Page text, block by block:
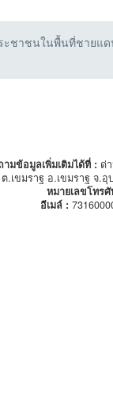
ะชาชนในพื้นที่ชายแด
มข้อมูลเพิ่มเติมได้ที่ : ด่
.เขมราฐ อ.เขมราฐ จ.
หมายเลขโทร
อีเมล์ :